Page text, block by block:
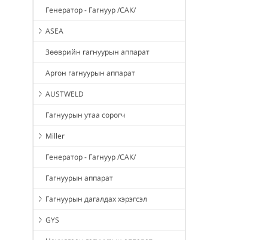
Генератор - Гагнуур /САК/
ASEA
Зөөврийн гагнуурын аппарат
Аргон гагнуурын аппарат
AUSTWELD
Гагнуурын утаа сорогч
Miller
Генератор - Гагнуур /САК/
Гагнуурын аппарат
Гагнуурын дагалдах хэрэгсэл
GYS